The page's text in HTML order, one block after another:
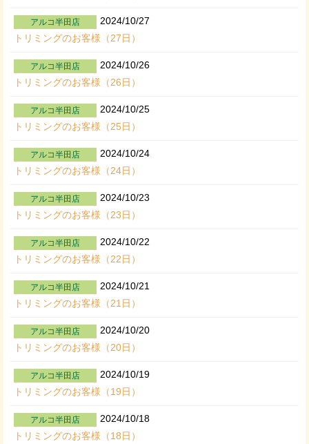
アルコ半田店
2024/10/27
トリミングのお客様（27日）
アルコ半田店
2024/10/26
トリミングのお客様（26日）
アルコ半田店
2024/10/25
トリミングのお客様（25日）
アルコ半田店
2024/10/24
トリミングのお客様（24日）
アルコ半田店
2024/10/23
トリミングのお客様（23日）
アルコ半田店
2024/10/22
トリミングのお客様（22日）
アルコ半田店
2024/10/21
トリミングのお客様（21日）
アルコ半田店
2024/10/20
トリミングのお客様（20日）
アルコ半田店
2024/10/19
トリミングのお客様（19日）
アルコ半田店
2024/10/18
トリミングのお客様（18日）